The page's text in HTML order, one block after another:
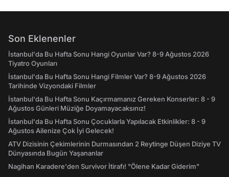
Son Eklenenler
İstanbul'da Bu Hafta Sonu Hangi Oyunlar Var? 8-9 Ağustos 2026
Tiyatro Oyunları
İstanbul'da Bu Hafta Sonu Hangi Filmler Var? 8-9 Ağustos 2026
Tarihinde Vizyondaki Filmler
İstanbul'da Bu Hafta Sonu Kaçırmamanız Gereken Konserler: 8 - 9
Ağustos Günleri Müziğe Doyamayacaksınız!
İstanbul'da Bu Hafta Sonu Çocuklarla Yapılacak Etkinlikler: 8 - 9
Ağustos Ailenize Çok İyi Gelecek!
ATV Dizisinin Çekimlerinin Durmasından 2 Reytinge Düşen Diziye TV
Dünyasında Bugün Yaşananlar
Nagihan Karadere'den Survivor İtirafı! "Ölene Kadar Giderim"